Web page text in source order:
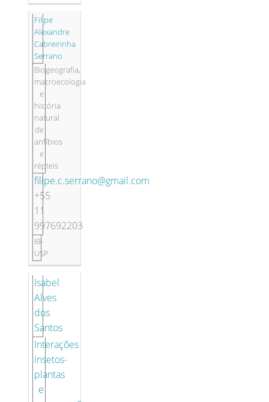
Filipe
Alexandre
Cabreirinha
Serrano
Biogeografia,
macroecologia
e
história
natural
de
anfíbios
e
répteis
filipe.c.serrano@gmail.com
+55
11
997692203
IB-
USP
Isabel
Alves
dos
Santos
Interações
insetos-
plantas
e